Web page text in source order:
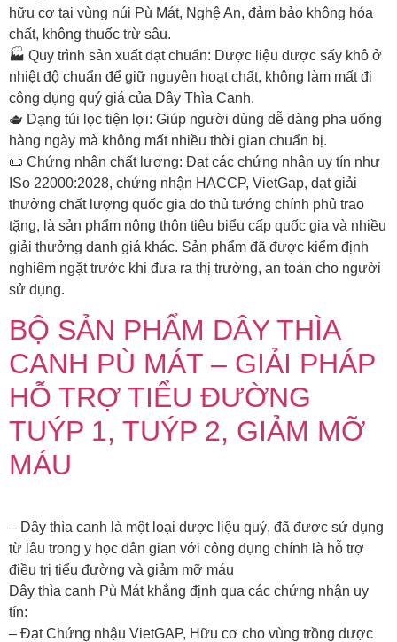
hữu cơ tại vùng núi Pù Mát, Nghệ An, đảm bảo không hóa
chất, không thuốc trừ sâu.
🏭 Quy trình sản xuất đạt chuẩn: Dược liệu được sấy khô ở
nhiệt độ chuẩn để giữ nguyên hoạt chất, không làm mất đi
công dụng quý giá của Dây Thìa Canh.
🫖 Dạng túi lọc tiện lợi: Giúp người dùng dễ dàng pha uống
hàng ngày mà không mất nhiều thời gian chuẩn bị.
📜 Chứng nhận chất lượng: Đạt các chứng nhận uy tín như
ISo 22000:2028, chứng nhận HACCP, VietGap, dạt giải
thưởng chất lượng quốc gia do thủ tướng chính phủ trao
tặng, là sản phẩm nông thôn tiêu biểu cấp quốc gia và nhiều
giải thưởng danh giá khác. Sản phẩm đã được kiểm định
nghiêm ngặt trước khi đưa ra thị trường, an toàn cho người
sử dụng.
BỘ SẢN PHẨM DÂY THÌA
CANH PÙ MÁT – GIẢI PHÁP
HỖ TRỢ TIỂU ĐƯỜNG
TUÝP 1, TUÝP 2, GIẢM MỠ
MÁU
– Dây thìa canh là một loại dược liệu quý, đã được sử dụng
từ lâu trong y học dân gian với công dụng chính là hỗ trợ
điều trị tiểu đường và giảm mỡ máu
Dây thìa canh Pù Mát khẳng định qua các chứng nhận uy
tín:
– Đạt Chứng nhậu VietGAP, Hữu cơ cho vùng trồng dược